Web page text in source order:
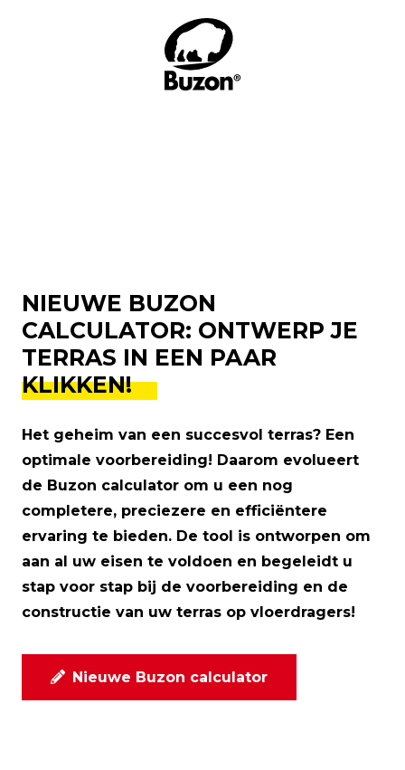
NIEUWE BUZON
CALCULATOR: ONTWERP JE
TERRAS IN EEN PAAR
KLIKKEN!
Het geheim van een succesvol terras? Een
optimale voorbereiding! Daarom evolueert
de Buzon calculator om u een nog
completere, preciezere en efficiëntere
ervaring te bieden. De tool is ontworpen om
aan al uw eisen te voldoen en begeleidt u
stap voor stap bij de voorbereiding en de
constructie van uw terras op vloerdragers!
Nieuwe Buzon calculator